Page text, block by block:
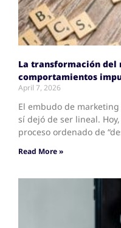
La transformación del
comportamientos
April 7, 2026
El embudo de
sí dejó de ser lineal.
proceso ordenado de
Read More »